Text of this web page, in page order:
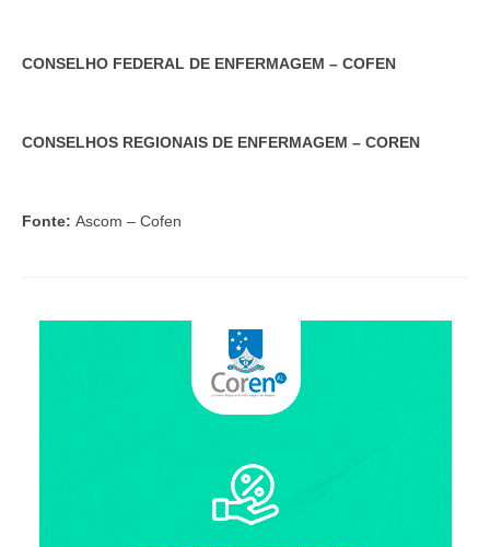
NEP
CONSELHO FEDERAL DE ENFERMAGEM – COFEN
CONSELHOS REGIONAIS DE ENFERMAGEM – COREN
Fonte: Ascom – Cofen